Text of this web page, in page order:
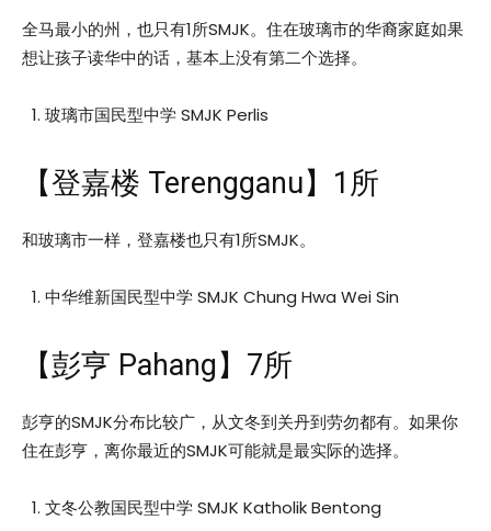
全马最小的州，也只有1所SMJK。住在玻璃市的华裔家庭如果
想让孩子读华中的话，基本上没有第二个选择。
玻璃市国民型中学 SMJK Perlis
【登嘉楼 Terengganu】1所
和玻璃市一样，登嘉楼也只有1所SMJK。
中华维新国民型中学 SMJK Chung Hwa Wei Sin
【彭亨 Pahang】7所
彭亨的SMJK分布比较广，从文冬到关丹到劳勿都有。如果你
住在彭亨，离你最近的SMJK可能就是最实际的选择。
文冬公教国民型中学 SMJK Katholik Bentong